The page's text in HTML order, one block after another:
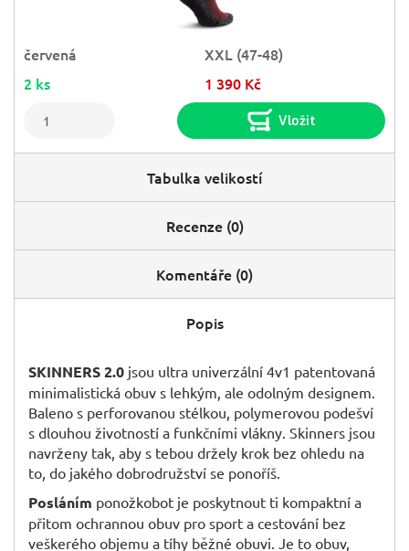
červená
XXL (47-48)
2 ks
1 390 Kč
Vložit
Popis
Tabulka velikostí
Recenze (0)
Komentáře (0)
SKINNERS 2.0 jsou ultra univerzální 4v1 patentovaná
minimalistická obuv s lehkým, ale odolným designem.
Baleno s perforovanou stélkou, polymerovou podešví
s dlouhou životností a funkčními vlákny. Skinners jsou
navrženy tak, aby s tebou držely krok bez ohledu na
to, do jakého dobrodružství se ponoříš.
Posláním ponožkobot je poskytnout ti kompaktní a
přitom ochrannou obuv pro sport a cestování bez
veškerého objemu a tíhy běžné obuvi. Je to obuv,